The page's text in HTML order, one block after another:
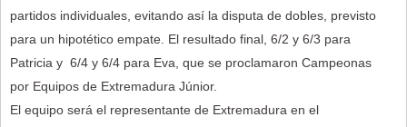
partidos individuales, evitando así la disputa de dobles, previsto
para un hipotético empate. El resultado final, 6/2 y 6/3 para
Patricia y 6/4 y 6/4 para Eva, que se proclamaron Campeonas
por Equipos de Extremadura Júnior.
El equipo será el representante de Extremadura en el